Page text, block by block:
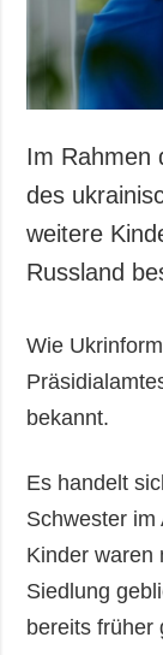
Im Rahmen
des
weitere
Russland
Wie
bekannt.
Es handelt
Schwester
Kinder waren
Siedlung
bereits früher